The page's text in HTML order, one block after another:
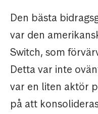
Den bästa
var den
Switch, som
Detta var inte
var en liten aktör
på att